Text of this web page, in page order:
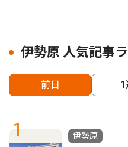
伊勢原 人気記事
前日 1
1
伊勢原